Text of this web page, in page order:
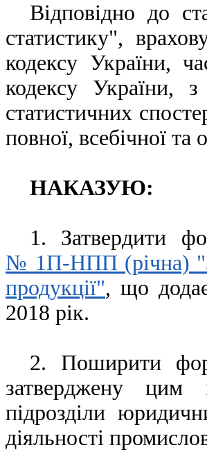
Відповідно до
статистику",
кодексу України,
кодексу України,
статистичних
повної, всебічної та
НАКАЗУЮ:
1. Затвердити
№ 1П-НПП (річна)
продукції", що
2018 рік.
2. Поширити
затверджену цим
підрозділи
діяльності